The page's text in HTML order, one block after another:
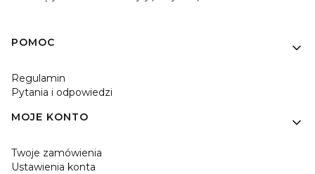
Linki w stopce
POMOC
Regulamin
Pytania i odpowiedzi
MOJE KONTO
Twoje zamówienia
Ustawienia konta